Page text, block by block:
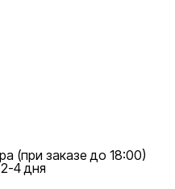
(при заказе до 18:00)
4 дня